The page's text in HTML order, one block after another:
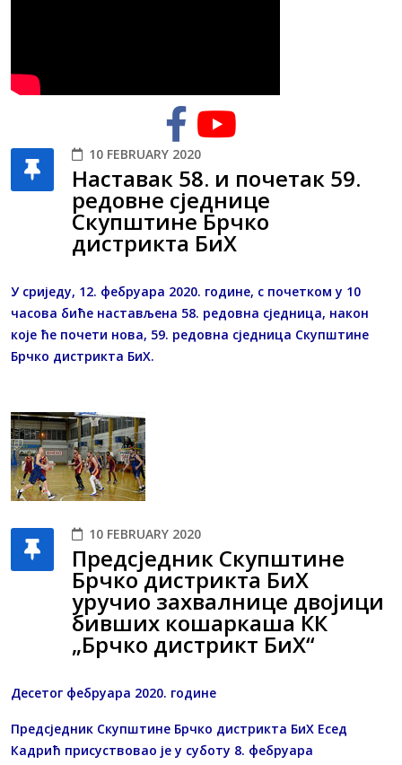
10 FEBRUARY 2020
Наставак 58. и почетак 59.
редовне сједнице
Скупштине Брчко
дистрикта БиХ
У сриједу, 12. фебруара 2020. године, с почетком у 10
часова биће настављена 58. редовна сједница, након
које ће почети нова, 59. редовна сједница Скупштине
Брчко дистрикта БиХ.
10 FEBRUARY 2020
Предсједник Скупштине
Брчко дистрикта БиХ
уручио захвалнице двојици
бивших кошаркаша КК
„Брчко дистрикт БиХ“
Десетог фебруара 2020. године
Предсједник Скупштине Брчко дистрикта БиХ Есед
Кадрић присуствовао је у суботу 8. фебруара